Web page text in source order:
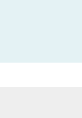
雲大好きＩター